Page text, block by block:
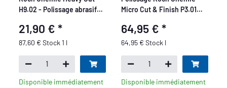
H9.02 - Polissage abrasif
21,90 €*
87,60 € Stock 1 l
Disponible immédiatement
Micro Cut & Finish P3.01
64,95 € *
64,95 € Stock l
Disponible immédiatement